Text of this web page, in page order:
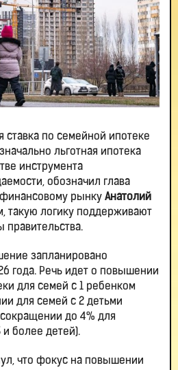
по семейной ипотеке
льготная ипотека
инструмента
обозначил глава
рынку Анатолий
такую логику поддерживают
правительства.
запланировано
года. Речь идет о повышении
для семей с 1 ребенком
для семей с 2 детьми
до 4% для
более детей).
что фокус на повышении